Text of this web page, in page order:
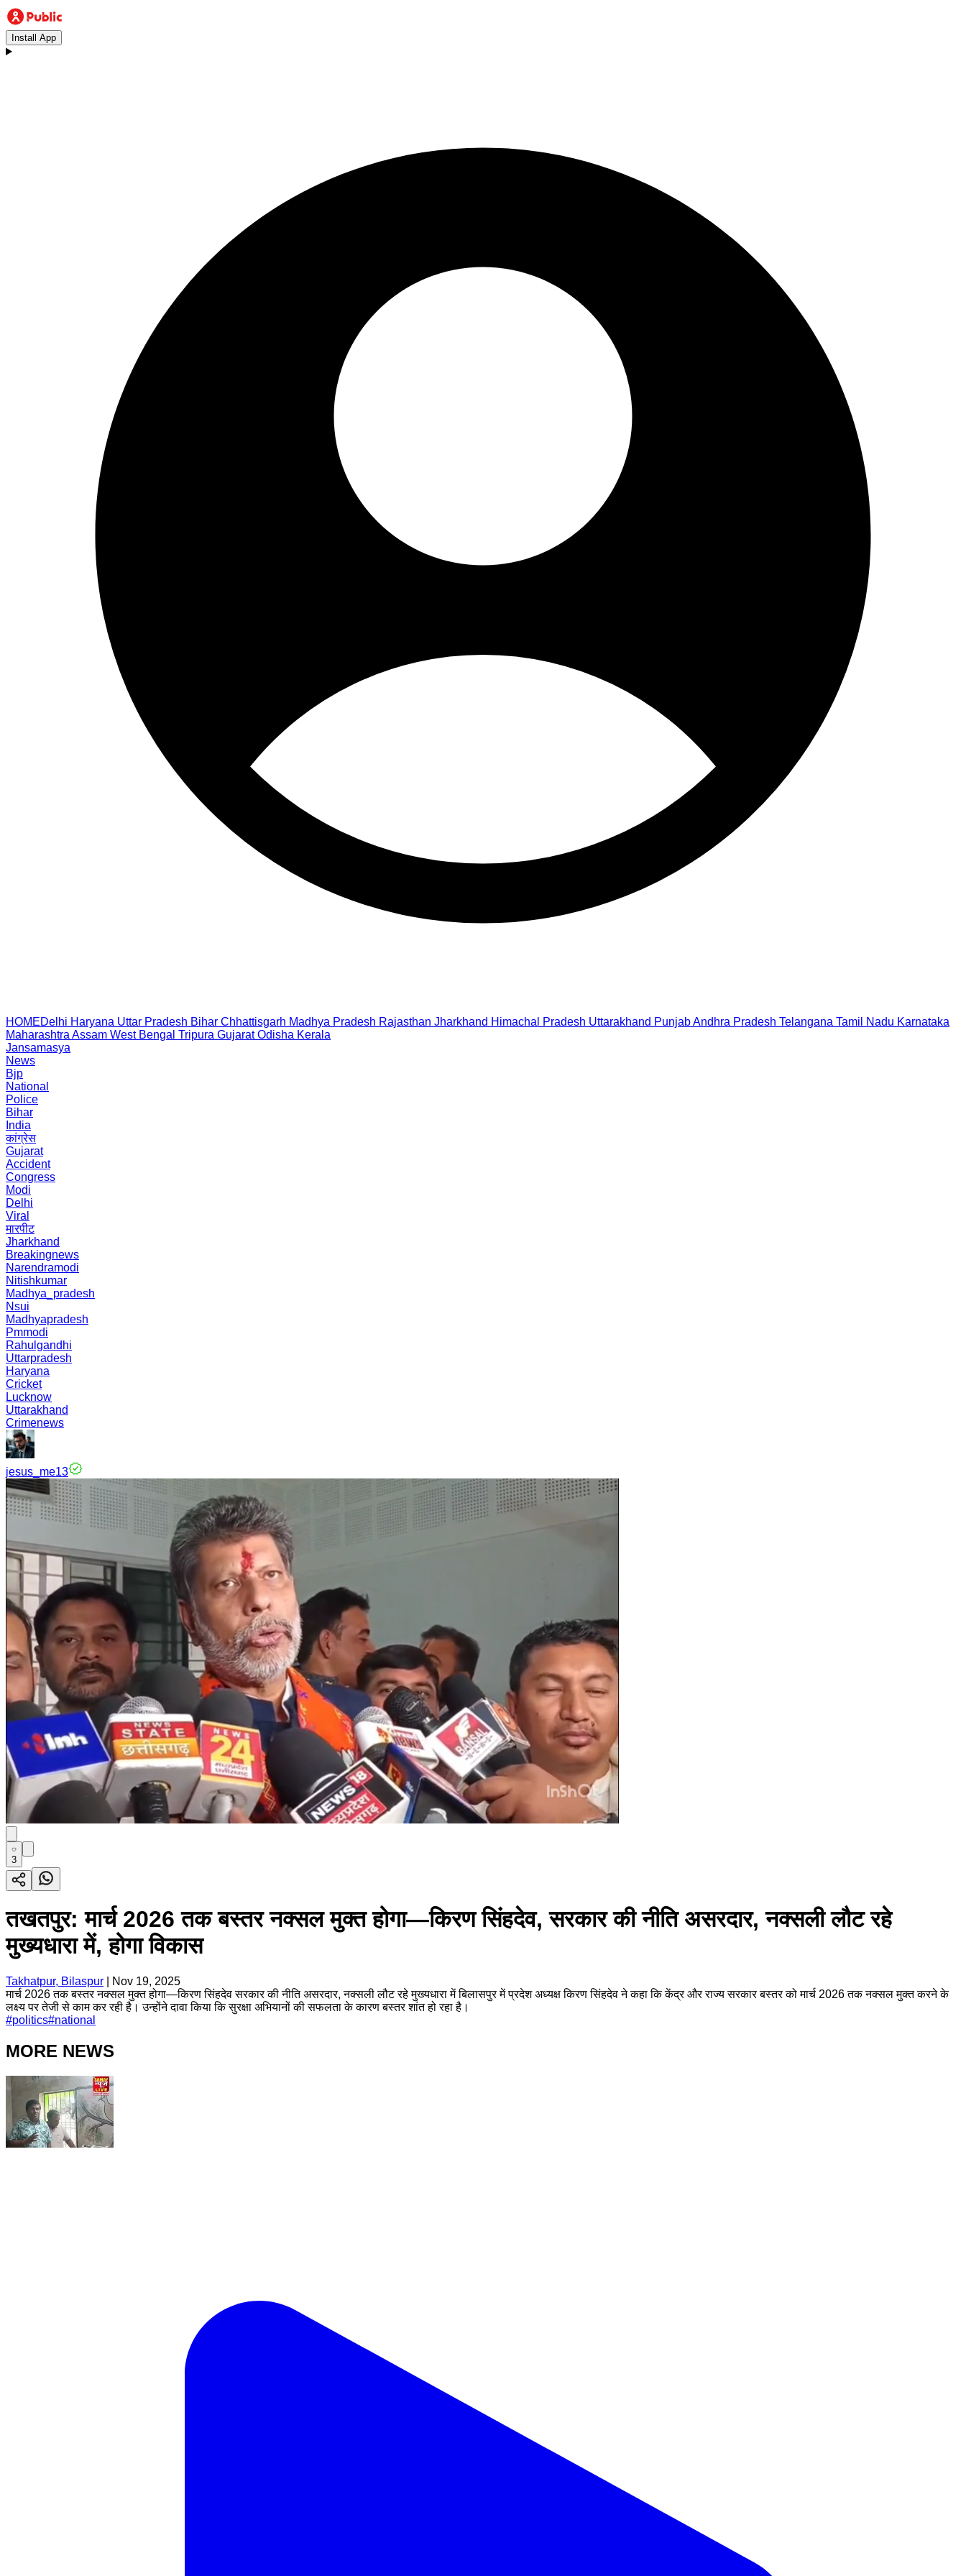
Install App
HOMEDelhi Haryana Uttar Pradesh Bihar Chhattisgarh Madhya Pradesh Rajasthan Jharkhand Himachal Pradesh Uttarakhand PunjabAndhra Pradesh Telangana Tamil Nadu Karnataka
Maharashtra Assam West Bengal Tripura Gujarat Odisha Kerala
Jansamasya
News
Bjp
National
Police
Bihar
India
कांग्रेस
Gujarat
Accident
Congress
Modi
Delhi
Viral
मारपीट
Jharkhand
Breakingnews
Narendramodi
Nitishkumar
Madhya_pradesh
Nsui
Madhyapradesh
Pmmodi
Rahulgandhi
Uttarpradesh
Haryana
Cricket
Lucknow
Uttarakhand
Crimenews
jesus_me13
3
तखतपुर: मार्च 2026 तक बस्तर नक्सल मुक्त होगा—किरण सिंहदेव, सरकार की नीति असरदार, नक्सली लौट रहे
मुख्यधारा में, होगा विकास
Takhatpur, Bilaspur
Nov 19, 2025
मार्च 2026 तक बस्तर नक्सल मुक्त होगा—किरण सिंहदेव सरकार की नीति असरदार, नक्सली लौट रहे मुख्यधारा में बिलासपुर में प्रदेश अध्यक्ष किरण सिंहदेव ने कहा कि केंद्र और राज्य सरकार बस्तर को मार्च 2026 तक नक्सल मुक्त करने के
लक्ष्य पर तेजी से काम कर रही है। उन्होंने दावा किया कि सुरक्षा अभियानों की सफलता के कारण बस्तर शांत हो रहा है।
#politics#national
MORE NEWS